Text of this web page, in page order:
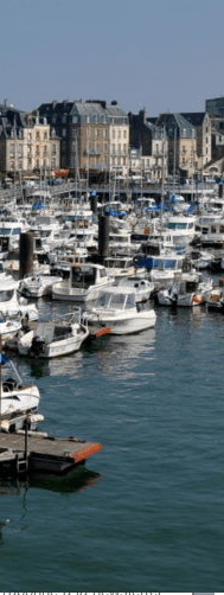
affichées
Service
newsletter
dans sa